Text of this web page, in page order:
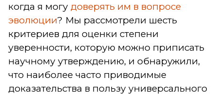
когда я могу доверять им в вопросе
эволюции? Мы рассмотрели шесть
критериев для оценки степени
уверенности, которую можно приписать
научному утверждению, и обнаружили,
что наиболее часто приводимые
доказательства в пользу универсального